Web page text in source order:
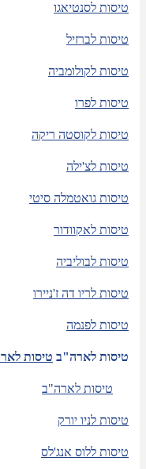
טיסות לסנטיאגו
טיסות לברזיל
טיסות לקולומביה
טיסות לפרו
טיסות לקוסטה ריקה
טיסות לצ'ילה
טיסות גואטמלה סיטי
טיסות לאקוודור
טיסות לבוליביה
טיסות לריו דה ז'ניירו
טיסות לפנמה
טיסות לארה"ב טיסות
טיסות לארה"ב
טיסות לניו יורק
טיסות ללוס אנג'לס